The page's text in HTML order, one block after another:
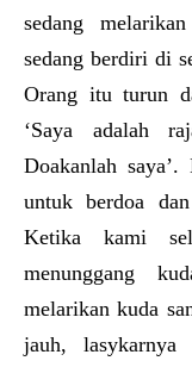
sedang
sedang berdiri di
Orang itu turun
‘Saya adalah
Doakanlah saya’.
untuk berdoa
Ketika kami
menunggang
melarikan kuda
jauh, lasykarnya